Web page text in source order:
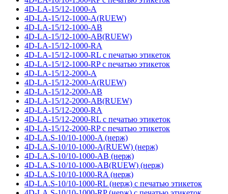
4D-LA-15/12-1000-A
4D-LA-15/12-1000-A(RUEW)
4D-LA-15/12-1000-AB
4D-LA-15/12-1000-AB(RUEW)
4D-LA-15/12-1000-RA
4D-LA-15/12-1000-RL с печатью этикеток
4D-LA-15/12-1000-RP с печатью этикеток
4D-LA-15/12-2000-A
4D-LA-15/12-2000-A(RUEW)
4D-LA-15/12-2000-AB
4D-LA-15/12-2000-AB(RUEW)
4D-LA-15/12-2000-RA
4D-LA-15/12-2000-RL с печатью этикеток
4D-LA-15/12-2000-RP с печатью этикеток
4D-LA.S-10/10-1000-A (нерж)
4D-LA.S-10/10-1000-A(RUEW) (нерж)
4D-LA.S-10/10-1000-AB (нерж)
4D-LA.S-10/10-1000-AB(RUEW) (нерж)
4D-LA.S-10/10-1000-RA (нерж)
4D-LA.S-10/10-1000-RL (нерж) с печатью этикеток